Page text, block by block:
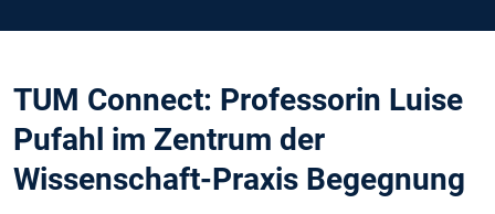
TUM Connect: Professorin Luise
Pufahl im Zentrum der
Wissenschaft-Praxis Begegnung